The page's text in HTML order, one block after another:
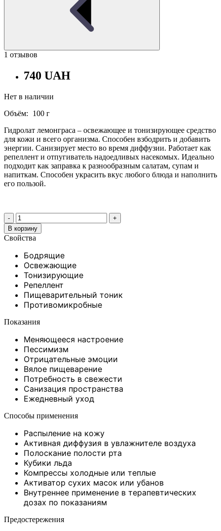
1 отзывов
740 UAH
Нет в наличии
Объём:
100 г
Гидролат лемонграса – освежающее и тонизирующее средство
для кожи и всего организма. Способен взбодрить и добавить
энергии. Санизирует место во время диффузии. Работает как
репеллент и отпугиватель надоедливых насекомых. Идеально
подходит как заправка к разнообразным салатам, супам и
напиткам. Способен украсить вкус любого блюда и наполнить
его пользой.
-
+
В корзину
Свойства
Бодрящие
Освежающие
Тонизирующие
Репеллент
Пищеварительный тоник
Противомикробные
Показания
Меняющееся настроение
Пессимизм
Отрицательные эмоции
Вялое пищеварение
Потребность в свежести
Санизация пространства
Ежедневный уход
Способы применения
Распыление на кожу
Активная диффузия в увлажнителе воздуха
Полоскание полости рта
Кубики льда
Компрессы холодные или теплые
Активатор сухих масок или убанов
Внутреннее применение в терапевтических
дозах по показаниям
Предостережения